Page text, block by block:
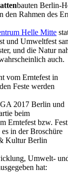
bauten Berlin-
Rahmen des
Helle Mitte
und Umweltfest
und die Natur
auch.
vom Erntefest in
Feste werden
2017 Berlin und
beim
Erntefest bzw. Fest
in der Broschüre
Kultur Berlin
Umwelt-
hat: